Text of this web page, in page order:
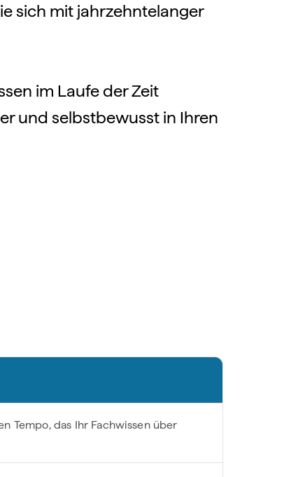
sich mit jahrzehntelanger
im Laufe der Zeit
und selbstbewusst in Ihren
Tempo, das Ihr Fachwissen über